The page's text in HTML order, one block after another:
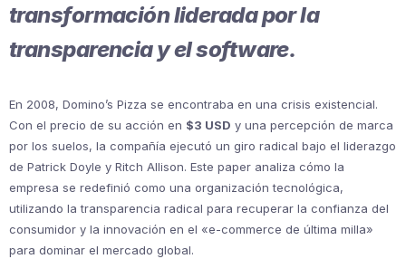
transformación liderada por la
transparencia y el software.
En 2008, Domino’s Pizza se encontraba en una crisis existencial.
Con el precio de su acción en $3 USD y una percepción de marca
por los suelos, la compañía ejecutó un giro radical bajo el liderazgo
de Patrick Doyle y Ritch Allison. Este paper analiza cómo la
empresa se redefinió como una organización tecnológica,
utilizando la transparencia radical para recuperar la confianza del
consumidor y la innovación en el «e-commerce de última milla»
para dominar el mercado global.